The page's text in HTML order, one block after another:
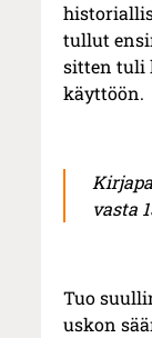
tullut
sitten tuli
käyttöön.
vasta
Tuo
uskon